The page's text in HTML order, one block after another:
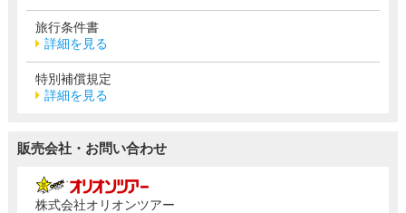
旅行条件書
詳細を見る
特別補償規定
詳細を見る
販売会社・お問い合わせ
株式会社オリオンツアー